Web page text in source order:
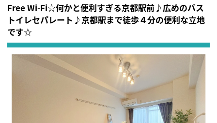
Free Wi-Fi☆何かと便利すぎる京都駅前♪広めのバス
トイレセパレート♪京都駅まで徒歩４分の便利な立地
です☆